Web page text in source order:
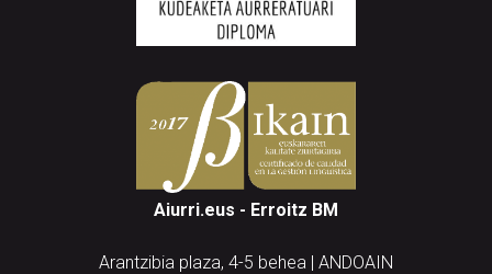
Aiurri.eus - Erroitz BM
Arantzibia plaza, 4-5 behea | ANDOAIN